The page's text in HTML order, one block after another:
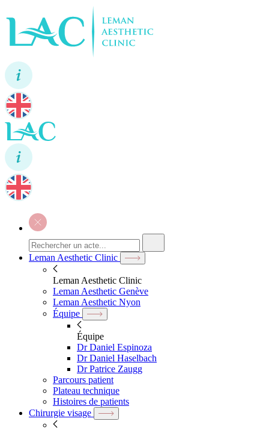
Leman Aesthetic Clinic
Leman Aesthetic Clinic
Leman Aesthetic Genève
Leman Aesthetic Nyon
Équipe
Équipe
Dr Daniel Espinoza
Dr Daniel Haselbach
Dr Patrice Zaugg
Parcours patient
Plateau technique
Histoires de patients
Chirurgie visage